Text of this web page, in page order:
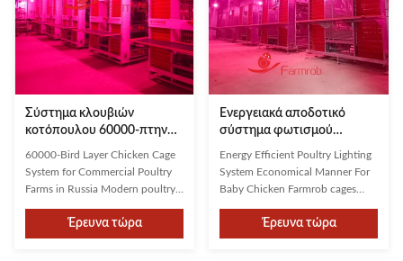
Σύστημα κλουβιών
κοτόπουλου 60000-πτηνής
στρώσης για εμπορικές
πουλερικών στη Ρωσία
60000-Bird Layer Chicken Cage
System for Commercial Poultry
Farms in Russia Modern poultry
effective solution for conserving
land resources and reducing
Έρευνα τώρα
Ενεργειακά αποδοτικό
σύστημα φωτισμού
πουλερικών 3 βαθμίδες - 8
βαθμίδες εξοπλισμός
ανατροφής νεογνών
Energy Efficient Poultry Lighting
System Economical Manner For
Baby Chicken Farmrob cages
ensure outstanding quality: 1.
Birds can be raised on every level
Έρευνα τώρα